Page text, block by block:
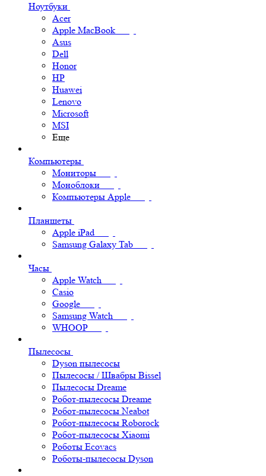
Ноутбуки
Acer
Apple MacBook
Asus
Dell
Honor
HP
Huawei
Lenovo
Microsoft
MSI
Еще
Компьютеры
Мониторы
Моноблоки
Компьютеры Apple
Планшеты
Apple iPad
Samsung Galaxy Tab
Часы
Apple Watch
Casio
Google
Samsung Watch
WHOOP
Пылесосы
Dyson пылесосы
Пылесосы / Швабры Bissel
Пылесосы Dreame
Робот-пылесосы Dreame
Робот-пылесосы Neabot
Робот-пылесосы Roborock
Робот-пылесосы Xiaomi
Роботы Ecovacs
Роботы-пылесосы Dyson